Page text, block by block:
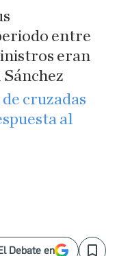
entre
eran
Sánchez
cruzadas
al
Debate en